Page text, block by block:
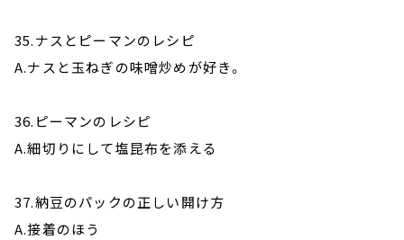
35.ナスとピーマンのレシピ
A.ナスと玉ねぎの味噌炒めが好き。
36.ピーマンのレシピ
A.細切りにして塩昆布を添える
37.納豆のパックの正しい開け方
A.接着のほう